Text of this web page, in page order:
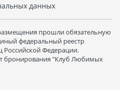
данных
прошли обязательную
федеральный реестр
Российской Федерации.
бронирования "Клуб Любимых